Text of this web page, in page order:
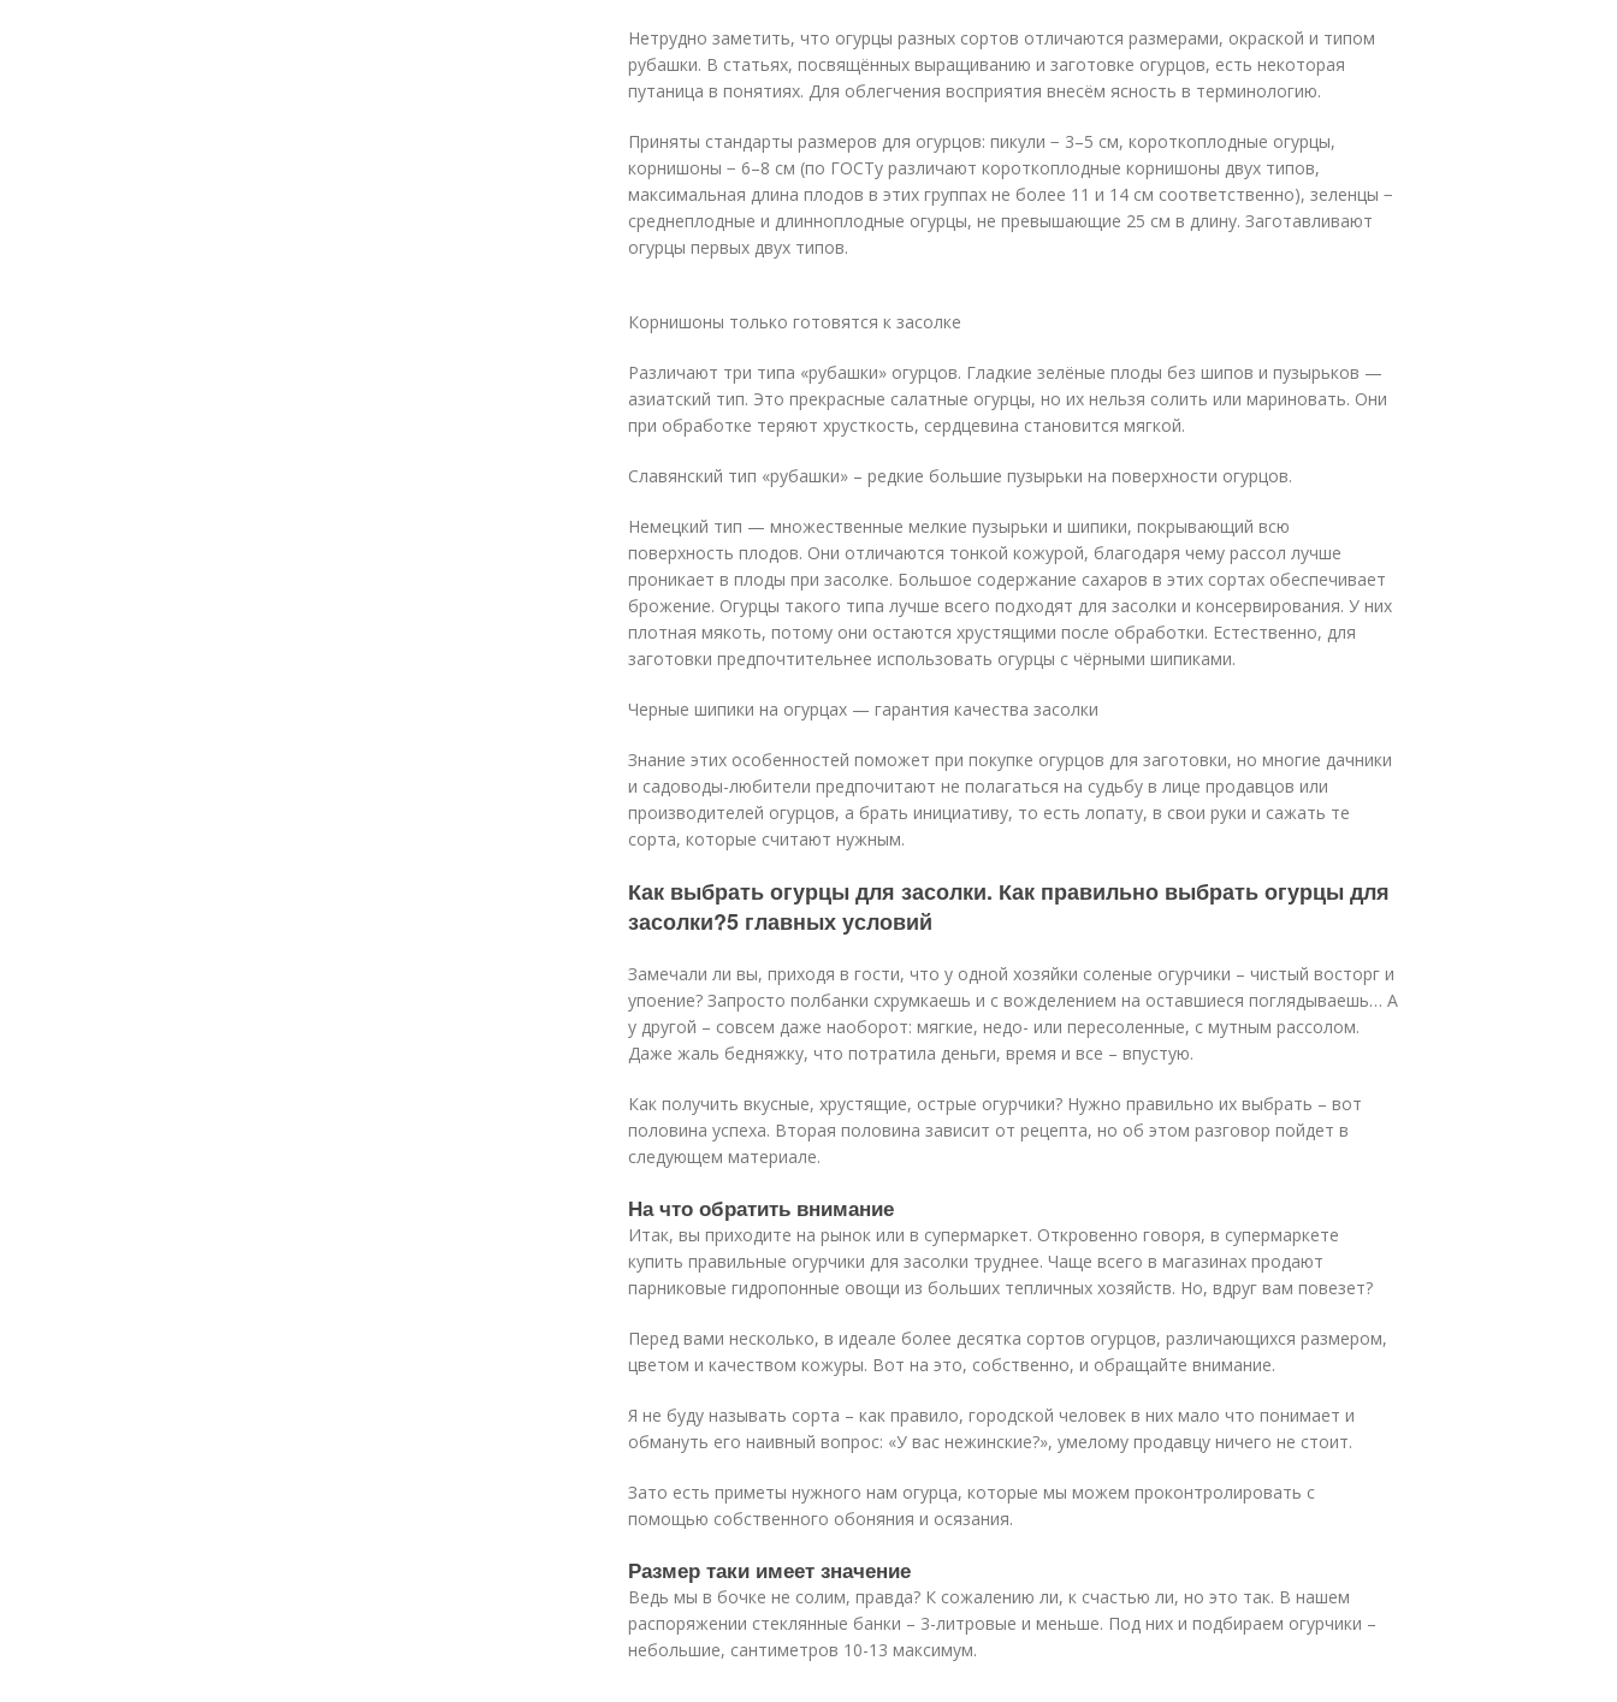
Нетрудно заметить, что огурцы разных сортов отличаются размерами, окраской и типом
рубашки. В статьях, посвящённых выращиванию и заготовке огурцов, есть некоторая
путаница в понятиях. Для облегчения восприятия внесём ясность в терминологию.
Приняты стандарты размеров для огурцов: пикули − 3–5 см, короткоплодные огурцы,
корнишоны − 6–8 см (по ГОСТу различают короткоплодные корнишоны двух типов,
максимальная длина плодов в этих группах не более 11 и 14 см соответственно), зеленцы −
среднеплодные и длинноплодные огурцы, не превышающие 25 см в длину. Заготавливают
огурцы первых двух типов.
Корнишоны только готовятся к засолке
Различают три типа «рубашки» огурцов. Гладкие зелёные плоды без шипов и пузырьков —
азиатский тип. Это прекрасные салатные огурцы, но их нельзя солить или мариновать. Они
при обработке теряют хрусткость, сердцевина становится мягкой.
Славянский тип «рубашки» – редкие большие пузырьки на поверхности огурцов.
Немецкий тип — множественные мелкие пузырьки и шипики, покрывающий всю
поверхность плодов. Они отличаются тонкой кожурой, благодаря чему рассол лучше
проникает в плоды при засолке. Большое содержание сахаров в этих сортах обеспечивает
брожение. Огурцы такого типа лучше всего подходят для засолки и консервирования. У них
плотная мякоть, потому они остаются хрустящими после обработки. Естественно, для
заготовки предпочтительнее использовать огурцы с чёрными шипиками.
Черные шипики на огурцах — гарантия качества засолки
Знание этих особенностей поможет при покупке огурцов для заготовки, но многие дачники
и садоводы-любители предпочитают не полагаться на судьбу в лице продавцов или
производителей огурцов, а брать инициативу, то есть лопату, в свои руки и сажать те
сорта, которые считают нужным.
Как выбрать огурцы для засолки. Как правильно выбрать огурцы для
засолки?5 главных условий
Замечали ли вы, приходя в гости, что у одной хозяйки соленые огурчики – чистый восторг и
упоение? Запросто полбанки схрумкаешь и с вожделением на оставшиеся поглядываешь… А
у другой – совсем даже наоборот: мягкие, недо- или пересоленные, с мутным рассолом.
Даже жаль бедняжку, что потратила деньги, время и все – впустую.
Как получить вкусные, хрустящие, острые огурчики? Нужно правильно их выбрать – вот
половина успеха. Вторая половина зависит от рецепта, но об этом разговор пойдет в
следующем материале.
На что обратить внимание
Итак, вы приходите на рынок или в супермаркет. Откровенно говоря, в супермаркете
купить правильные огурчики для засолки труднее. Чаще всего в магазинах продают
парниковые гидропонные овощи из больших тепличных хозяйств. Но, вдруг вам повезет?
Перед вами несколько, в идеале более десятка сортов огурцов, различающихся размером,
цветом и качеством кожуры. Вот на это, собственно, и обращайте внимание.
Я не буду называть сорта – как правило, городской человек в них мало что понимает и
обмануть его наивный вопрос: «У вас нежинские?», умелому продавцу ничего не стоит.
Зато есть приметы нужного нам огурца, которые мы можем проконтролировать с
помощью собственного обоняния и осязания.
Размер таки имеет значение
Ведь мы в бочке не солим, правда? К сожалению ли, к счастью ли, но это так. В нашем
распоряжении стеклянные банки – 3-литровые и меньше. Под них и подбираем огурчики –
небольшие, сантиметров 10-13 максимум.